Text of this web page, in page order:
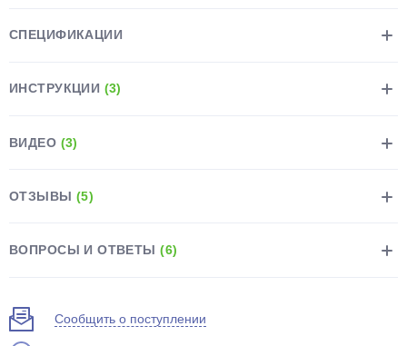
СПЕЦИФИКАЦИИ
ИНСТРУКЦИИ (3)
ВИДЕО (3)
ОТЗЫВЫ (5)
ВОПРОСЫ И ОТВЕТЫ(6)
Сообщить о поступлении